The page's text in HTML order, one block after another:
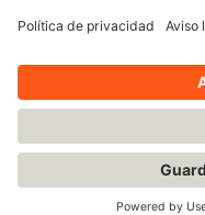
© Siemens Stiftung 2025
Condiciones de uso